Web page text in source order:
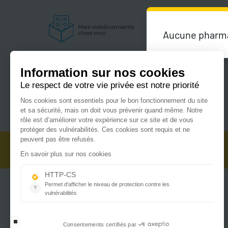
Du lundi au vendredi de 9h00 à 18h00
Aucune